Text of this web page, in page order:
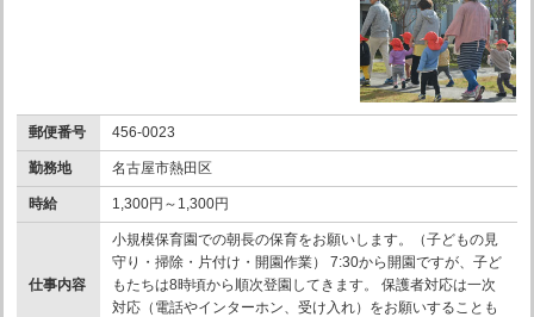
郵便番号 456-0023
勤務地 名古屋市熱田区
時給 1,300円～1,300円
仕事内容
小規模保育園での朝長の保育をお願いします。（子どもの見
守り・掃除・片付け・開園作業） 7:30から開園ですが、子ど
もたちは8時頃から順次登園してきます。 保護者対応は一次
対応（電話やインターホン、受け入れ）をお願いすることも